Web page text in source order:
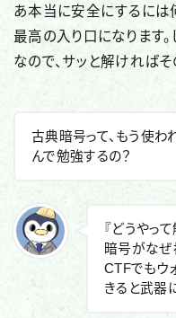
あ本当に安全にするには
最高の入り口になります
なので、サッと解ければ
古典暗号って、もう使わ
んで勉強するの？
『どうやっ
暗号がなぜ
CTFでもウ
きると武器